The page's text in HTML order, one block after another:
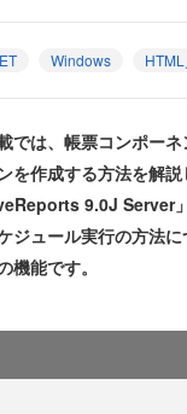
Windows
では、帳票コンポー
を作成する方法を解
9.0J Server
ジュール実行の方法
機能です。